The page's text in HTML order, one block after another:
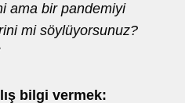
ama bir pandemiyi
mi söylüyorsunuz?
bilgi vermek: